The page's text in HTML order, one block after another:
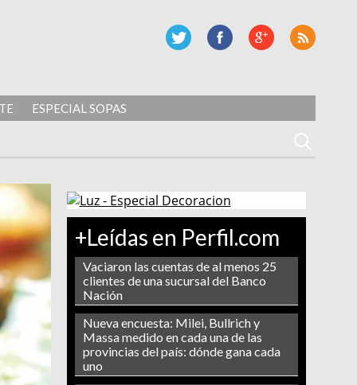
ESPECIAL SOPAS
+Leídas en Perfil.com
Vaciaron las cuentas de al menos 25
clientes de una sucursal del Banco
Nación
Nueva encuesta: Milei, Bullrich y
Massa medido en cada una de las
provincias del país: dónde gana cada
uno